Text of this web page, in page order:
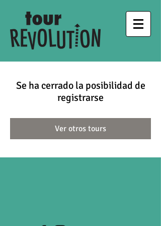
Se ha cerrado la posibilidad de
registrarse
Ver otros tours